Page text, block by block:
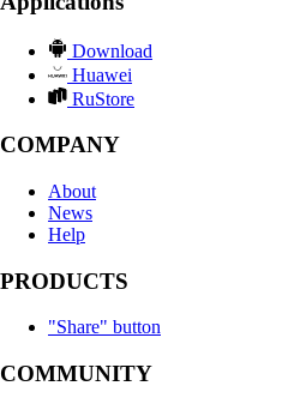
Download
Huawei
RuStore
COMPANY
About
News
Help
PRODUCTS
"Share" button
COMMUNITY